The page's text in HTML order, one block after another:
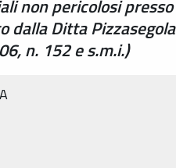
non pericolosi
dalla Ditta
n. 152 e s.m.i.)